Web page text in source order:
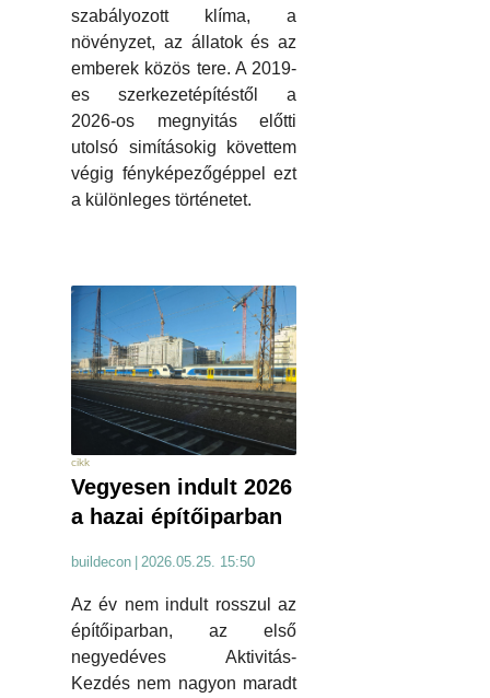
szabályozott klíma, a
növényzet, az állatok és az
emberek közös tere. A 2019-
es szerkezetépítéstől a
2026-os megnyitás előtti
utolsó simításokig követtem
végig fényképezőgéppel ezt
a különleges történetet.
cikk
Vegyesen indult 2026
a hazai építőiparban
buildecon | 2026.05.25. 15:50
Az év nem indult rosszul az
építőiparban, az első
negyedéves Aktivitás-
Kezdés nem nagyon maradt